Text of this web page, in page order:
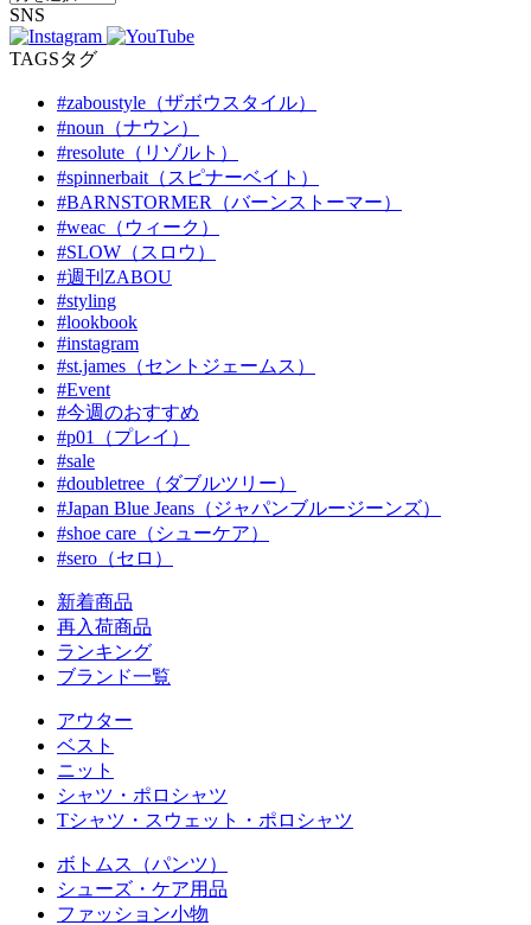
SNS
TAGSタグ
#zaboustyle（ザボウスタイル）
#noun（ナウン）
#resolute（リゾルト）
#spinnerbait（スピナーベイト）
#BARNSTORMER（バーンストーマー）
#weac（ウィーク）
#SLOW（スロウ）
#週刊ZABOU
#styling
#lookbook
#instagram
#st.james（セントジェームス）
#Event
#今週のおすすめ
#p01（プレイ）
#sale
#doubletree（ダブルツリー）
#Japan Blue Jeans（ジャパンブルージーンズ）
#shoe care（シューケア）
#sero（セロ）
新着商品
再入荷商品
ランキング
ブランド一覧
アウター
ベスト
ニット
シャツ・ポロシャツ
Tシャツ・スウェット・ポロシャツ
ボトムス（パンツ）
シューズ・ケア用品
ファッション小物